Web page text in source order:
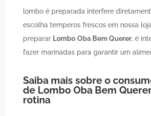
lombo é preparada interfere
escolha temperos frescos em nossa
preparar Lombo Oba Bem Querer, é
fazer marinadas para garantir um
Saiba mais sobre o
de Lombo Oba Bem
rotina